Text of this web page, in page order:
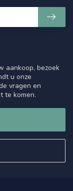
aankoop, bezoek
u onze
vragen en
te komen.